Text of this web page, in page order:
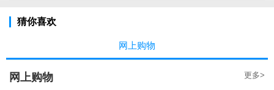
猜你喜欢
网上购物
网上购物 更多>